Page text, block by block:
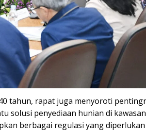
tahun, rapat juga menyoroti
solusi penyediaan hunian di kawasan
berbagai regulasi yang diperlukan